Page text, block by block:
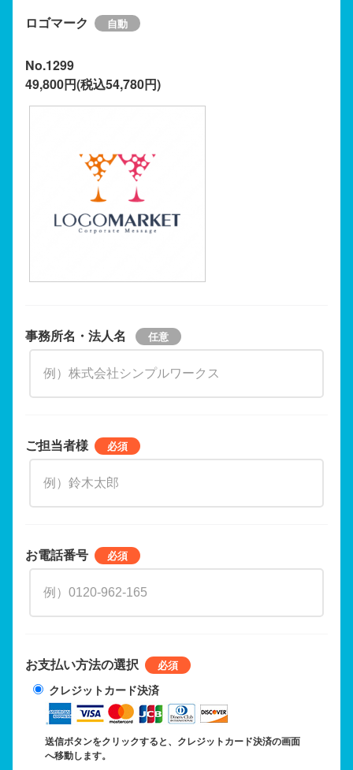
ロゴマーク
No.1299
49,800円(税込54,780円)
事務所名・法人名
ご担当者様
お電話番号
お支払い方法の選択
クレジットカード決済
送信ボタンをクリックすると、クレジットカード決済の画面
へ移動します。